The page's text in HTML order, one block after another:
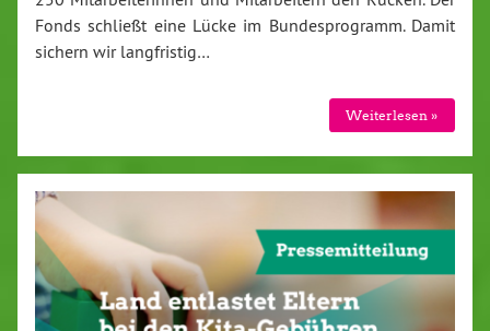
Fonds schließt eine Lücke im Bundesprogramm. Damit
sichern wir langfristig…
Weiterlesen »